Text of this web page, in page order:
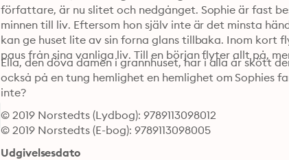
författare, är nu slitet och nedgånget. Sophie är fast
minnen till liv. Eftersom hon själv inte är det minsta
kan ge huset lite av sin forna glans tillbaka. Inom kort
paus från sina vanliga liv. Till en början flyter allt på,
Ella, den döva damen i grannhuset, har i alla år skött
också på en tung hemlighet en hemlighet om Sophies
inte?
© 2019 Norstedts (Lydbog): 9789113098012
© 2019 Norstedts (E-bog): 9789113098005
Udgivelsesdato